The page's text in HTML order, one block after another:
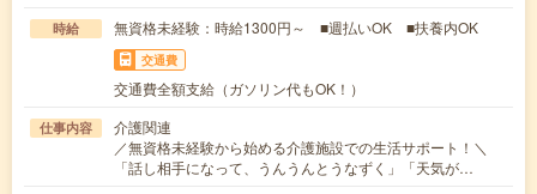
時給 無資格未経験：時給1300円～ ■週払いOK ■扶養内OK
交通費
交通費全額支給（ガソリン代もOK！）
仕事内容
介護関連
／無資格未経験から始める介護施設での生活サポート！＼
「話し相手になって、うんうんとうなずく」「天気が…